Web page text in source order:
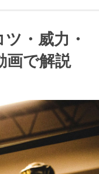
・威力・
画で解説